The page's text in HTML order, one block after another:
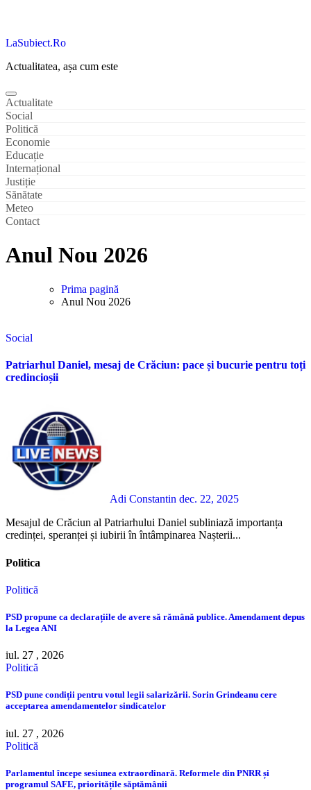
LaSubiect.Ro
Actualitatea, așa cum este
Actualitate
Social
Politică
Economie
Educație
Internațional
Justiție
Sănătate
Meteo
Contact
Anul Nou 2026
Prima pagină
Anul Nou 2026
Social
Patriarhul Daniel, mesaj de Crăciun: pace și bucurie pentru toți
credincioșii
Adi Constantin dec. 22, 2025
Mesajul de Crăciun al Patriarhului Daniel subliniază importanța
credinței, speranței și iubirii în întâmpinarea Nașterii...
Politica
Politică
PSD propune ca declarațiile de avere să rămână publice. Amendament depus
la Legea ANI
iul. 27 , 2026
Politică
PSD pune condiții pentru votul legii salarizării. Sorin Grindeanu cere
acceptarea amendamentelor sindicatelor
iul. 27 , 2026
Politică
Parlamentul începe sesiunea extraordinară. Reformele din PNRR și
programul SAFE, prioritățile săptămânii